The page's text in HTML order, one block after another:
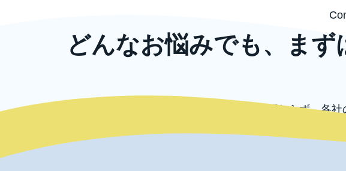
どんなお悩みでも、まず
ニッコンでは、企業規模の大小や業種に関わらず、各
また、教育研修以外の各種コンサ
まずはお気軽にお